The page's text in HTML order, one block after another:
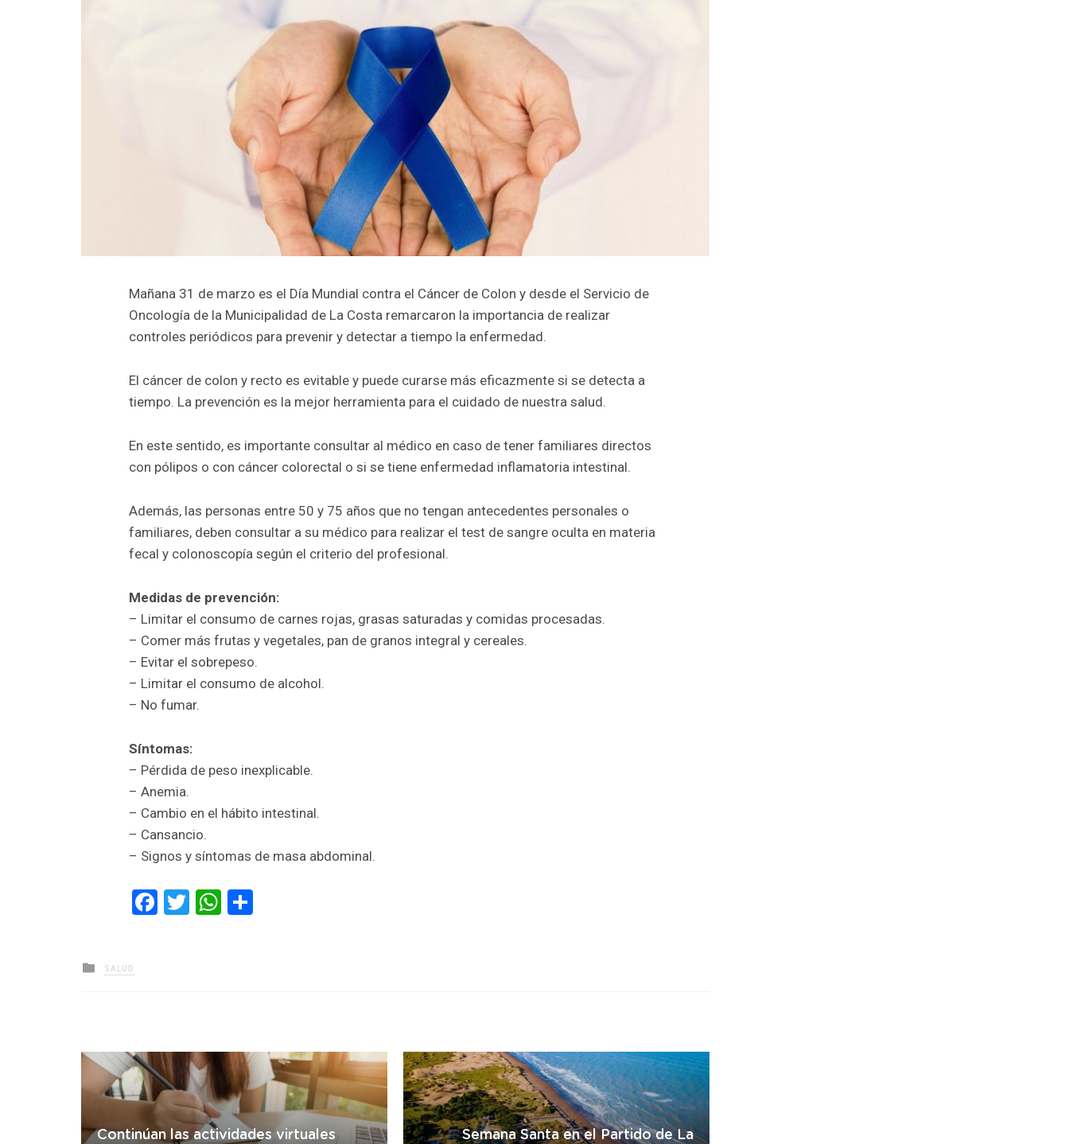
Mañana 31 de marzo es el Día Mundial contra el Cáncer de Colon y desde el Servicio de
Oncología de la Municipalidad de La Costa remarcaron la importancia de realizar
controles periódicos para prevenir y detectar a tiempo la enfermedad.
El cáncer de colon y recto es evitable y puede curarse más eficazmente si se detecta a
tiempo. La prevención es la mejor herramienta para el cuidado de nuestra salud.
En este sentido, es importante consultar al médico en caso de tener familiares directos
con pólipos o con cáncer colorectal o si se tiene enfermedad inflamatoria intestinal.
Además, las personas entre 50 y 75 años que no tengan antecedentes personales o
familiares, deben consultar a su médico para realizar el test de sangre oculta en materia
fecal y colonoscopía según el criterio del profesional.
Medidas de prevención:
– Limitar el consumo de carnes rojas, grasas saturadas y comidas procesadas.
– Comer más frutas y vegetales, pan de granos integral y cereales.
– Evitar el sobrepeso.
– Limitar el consumo de alcohol.
– No fumar.
Síntomas:
– Pérdida de peso inexplicable.
– Anemia.
– Cambio en el hábito intestinal.
– Cansancio.
– Signos y síntomas de masa abdominal.
Facebook
TwitterWhatsApp
Posted
in
SALUD
Continúan las actividades virtuales
Semana Santa en el Partido de La